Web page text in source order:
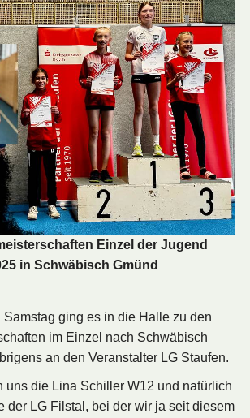
Einzel der Jugend
in Schwäbisch Gmünd
ging es in die Halle zu den
im Einzel nach Schwäbisch
an den Veranstalter LG Staufen.
uns die Lina Schiller W12 und natürlich
der LG Filstal, bei der wir ja seit diesem